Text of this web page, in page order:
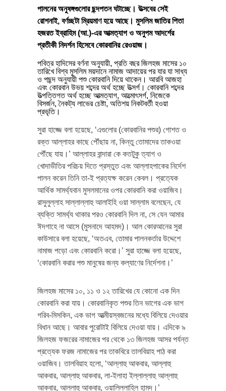
পালনের অনুষঙ্গগুলোর ছন্দপতন ঘটাচ্ছে। উত্সবের সেই
রোশনাই, বর্ণচ্ছটা ম্রিয়মাণ হয়ে আছে। মুসলিম জাতির পিতা
হজরত ইব্রাহিম (আ.)-এর আত্মত্যাগ ও অনুপম আদর্শের
প্রতীকী নিদর্শন হিসেবে কোরবানির রেওয়াজ।
পবিত্র হাদিসের বর্ণনা অনুযায়ী, প্রতি বছর জিলহজ মাসের ১০
তারিখে বিশ্ব মুসলিম ময়দানে নামাজ আদায়ের পর যার যা সাধ্য
ও পছন্দ অনুযায়ী পশু কোরবানি দিয়ে থাকেন। আরবি আজহা
এবং কোরবান উভয় শব্দের অর্থ হচ্ছে উত্সর্গ। কোরবানি শব্দের
উত্পত্তিগত অর্থ হচ্ছে আত্মত্যাগ, আত্মোৎসর্গ, নিজেকে
বিসর্জন, নৈকট্য লাভের চেষ্টা, অতিশয় নিকটবর্তী হওয়া
প্রভৃতি।
সুরা হাজ্জে বলা হয়েছে, ‘এগুলোর (কোরবানির পশুর) গোশত ও
রক্ত আল্লাহর কাছে পৌঁছায় না, কিন্তু তোমাদের তাকওয়া
পৌঁছে যায়।’ আল্লাহর বান্দারা কে কতটুকু ত্যাগ ও
খোদাভীতির পরিচয় দিতে প্রস্তুত এবং আল্লাহপাকের নির্দেশ
পালন করেন তিনি তা-ই প্রত্যক্ষ করেন কেবল। প্রত্যেক
আর্থিক সামর্থ্যবান মুসলমানের ওপর কোরবানি করা ওয়াজিব।
রাসুলুল্লাহ সাল্লাল্লাহু আলাইহি ওয়া সাল্লাম বলেছেন, যে
ব্যক্তি সামর্থ্য থাকার পরও কোরবানি দিল না, সে যেন আমার
ঈদগাহে না আসে (মুসনাদে আহমদ)। আল কোরআনের সুরা
কাউসারে বলা হয়েছে, ‘অতএব, তোমার পালনকর্তার উদ্দেশে
নামাজ পড়ো এবং কোরবানি করো।’ সুরা হাজ্জে বলা হয়েছে,
‘কোরবানি করার পশু মানুষের জন্য কল্যাণের নির্দেশনা।’
জিলহজ মাসের ১০, ১১ ও ১২ তারিখের যে কোনো এক দিন
কোরবানি করা যায়। কোরবানিকৃত পশুর তিন ভাগের এক ভাগ
গরিব-মিসকিন, এক ভাগ আত্মীয়স্বজনের মধ্যে বিলিয়ে দেওয়ার
বিধান আছে। আবার পুরোটাই বিলিয়ে দেওয়া যায়। এদিকে ৯
জিলহজ ফজরের নামাজের পর থেকে ১৩ জিলহজ আসর পর্যন্ত
প্রত্যেক ফরজ নামাজের পর তাকবিরে তালবিয়াহ পাঠ করা
ওয়াজিব। তালবিয়াহ হলো, ‘আল্লাহু আকবার, আল্লাহু
আকবার, আল্লাহু আকবার, লা-ইলাহা ইল্লাল্লাহু আল্লাহু
আকবার, আল্লাহু আকবার, ওয়ালিল্লাহিল হামদ।’